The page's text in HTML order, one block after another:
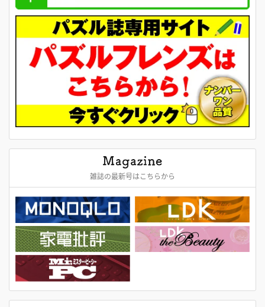
雑誌の最新号はこちらから